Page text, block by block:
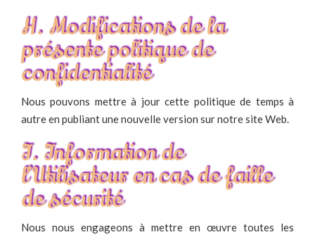
H. Modifications de la
présente politique de
confidentialité
Nous pouvons mettre à jour cette politique de temps à
autre en publiant une nouvelle version sur notre site Web.
I. Information de
l’Utilisateur en cas de faille
de sécurité
Nous nous engageons à mettre en œuvre toutes les